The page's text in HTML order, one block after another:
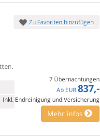
Zu Favoriten hinzufügen
7 Übernachtungen
Ab EUR 837,-
Inkl. Endreinigung und Versicherung
Mehr infos